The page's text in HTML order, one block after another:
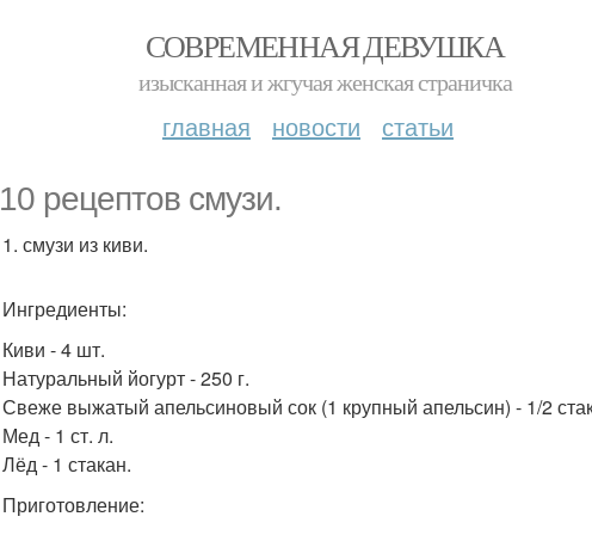
СОВРЕМЕННАЯ ДЕВУШКА
изысканная и жгучая женская страничка
главная новости статьи
10 рецептов смузи.
1. смузи из киви.
Ингредиенты:
Киви - 4 шт.
Натуральный йогурт - 250 г.
Свеже выжатый апельсиновый сок (1 крупный апельсин) - 1/2
Мед - 1 ст. л.
Лёд - 1 стакан.
Приготовление: